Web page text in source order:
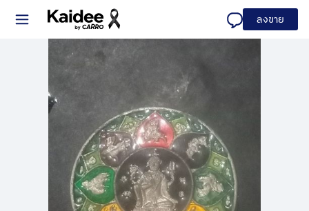
ลงขาย